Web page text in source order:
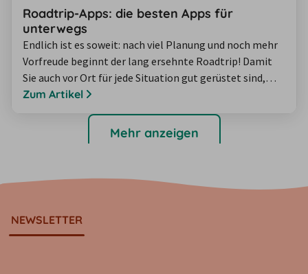
Roadtrip-Apps: die besten Apps für
unterwegs
Endlich ist es soweit: nach viel Planung und noch mehr
Vorfreude beginnt der lang ersehnte Roadtrip! Damit
Sie auch vor Ort für jede Situation gut gerüstet sind,
zeigen wir Ihnen die besten Roadtrip-Apps für
das nächste Restaurant oder eine Toilette finden, wie
viel Sie Ihr Snack für 10 USD gerade wirklich kostet und
Zum Artikel
Mehr anzeigen
NEWSLETTER